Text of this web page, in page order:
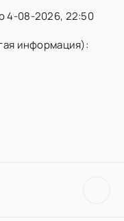
4-08-2026, 22:50
информация):